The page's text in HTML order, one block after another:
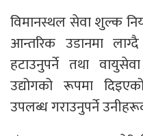
विमानस्थल सेवा शुल्क
आन्तरिक उडानमा
हटाउनुपर्ने तथा वायुसेवा
उद्योगको रूपमा
उपलब्ध गराउनुपर्ने